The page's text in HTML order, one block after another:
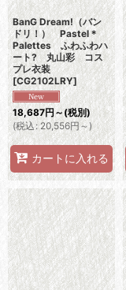
BanG Dream!（バン
ドリ！） Pastel＊
Palettes ふわふわハ
ート? 丸山彩 コス
プレ衣装
[CG2102LRY]
18,687円～(税別)
(税込 : 20,556円～)
カートに入れる